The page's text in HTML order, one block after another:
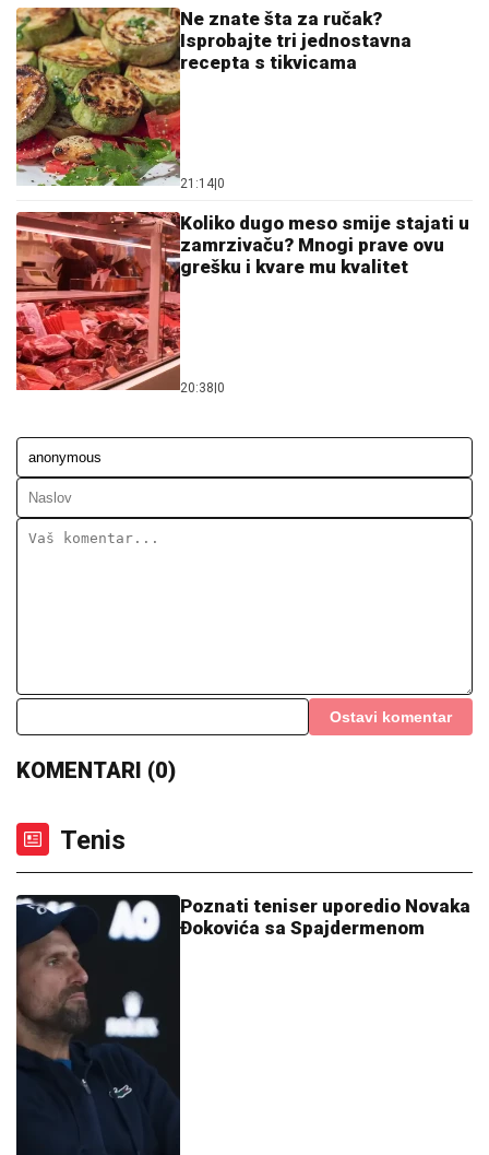
Ne znate šta za ručak?
Isprobajte tri jednostavna
recepta s tikvicama
21:14|0
Koliko dugo meso smije stajati u
zamrzivaču? Mnogi prave ovu
grešku i kvare mu kvalitet
20:38|0
Ostavi komentar
KOMENTARI (0)
Tenis
Poznati teniser uporedio Novaka
Đokovića sa Spajdermenom